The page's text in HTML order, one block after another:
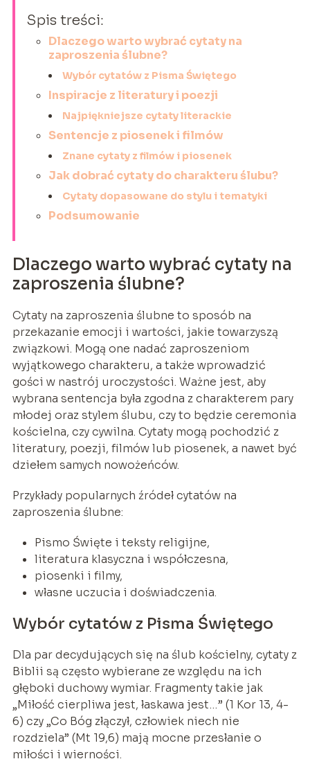
Spis treści:
Dlaczego warto wybrać cytaty na
zaproszenia ślubne?
Wybór cytatów z Pisma Świętego
Inspiracje z literatury i poezji
Najpiękniejsze cytaty literackie
Sentencje z piosenek i filmów
Znane cytaty z filmów i piosenek
Jak dobrać cytaty do charakteru ślubu?
Cytaty dopasowane do stylu i tematyki
Podsumowanie
Dlaczego warto wybrać cytaty na
zaproszenia ślubne?
Cytaty na zaproszenia ślubne to sposób na
przekazanie emocji i wartości, jakie towarzyszą
związkowi. Mogą one nadać zaproszeniom
wyjątkowego charakteru, a także wprowadzić
gości w nastrój uroczystości. Ważne jest, aby
wybrana sentencja była zgodna z charakterem pary
młodej oraz stylem ślubu, czy to będzie ceremonia
kościelna, czy cywilna. Cytaty mogą pochodzić z
literatury, poezji, filmów lub piosenek, a nawet być
dziełem samych nowożeńców.
Przykłady popularnych źródeł cytatów na
zaproszenia ślubne:
Pismo Święte i teksty religijne,
literatura klasyczna i współczesna,
piosenki i filmy,
własne uczucia i doświadczenia.
Wybór cytatów z Pisma Świętego
Dla par decydujących się na ślub kościelny, cytaty z
Biblii są często wybierane ze względu na ich
głęboki duchowy wymiar. Fragmenty takie jak
„Miłość cierpliwa jest, łaskawa jest…” (1 Kor 13, 4-
6) czy „Co Bóg złączył, człowiek niech nie
rozdziela” (Mt 19,6) mają mocne przesłanie o
miłości i wierności.